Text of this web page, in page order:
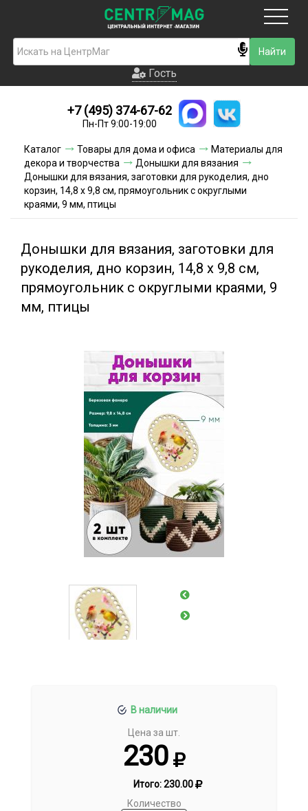
Гость
Новинки
Условия доставки
Условия оплаты
Гость
+7 (495) 374-67-62
Пн-Пт 9:00-19:00
Каталог Товары для дома и офиса
Материалы для
декора и творчества
Донышки для вязания
Донышки для вязания, заготовки для рукоделия, дно
корзин, 14,8 х 9,8 см, прямоугольник с округлыми
краями, 9 мм, птицы
Донышки для вязания, заготовки для
рукоделия, дно корзин, 14,8 х 9,8 см,
прямоугольник с округлыми краями, 9
мм, птицы
В наличии
Цена за шт.
230
Итого:230.00
Количество